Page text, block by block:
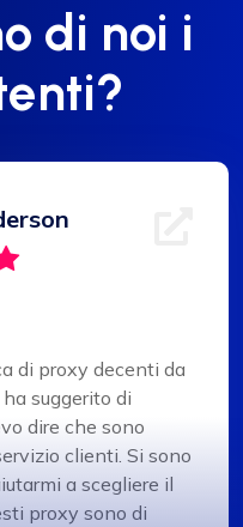
di noi i
di proxy decenti da
suggerito di
dire che sono
clienti. Si sono
a scegliere il
proxy sono di